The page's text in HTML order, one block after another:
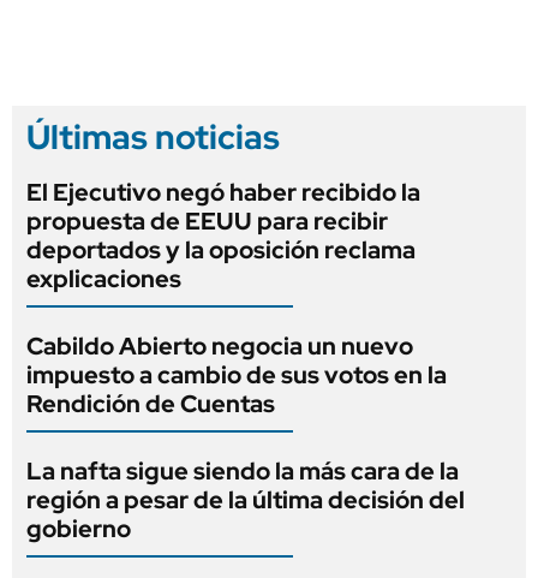
Últimas noticias
El Ejecutivo negó haber recibido la
propuesta de EEUU para recibir
deportados y la oposición reclama
explicaciones
Cabildo Abierto negocia un nuevo
impuesto a cambio de sus votos en la
Rendición de Cuentas
La nafta sigue siendo la más cara de la
región a pesar de la última decisión del
gobierno